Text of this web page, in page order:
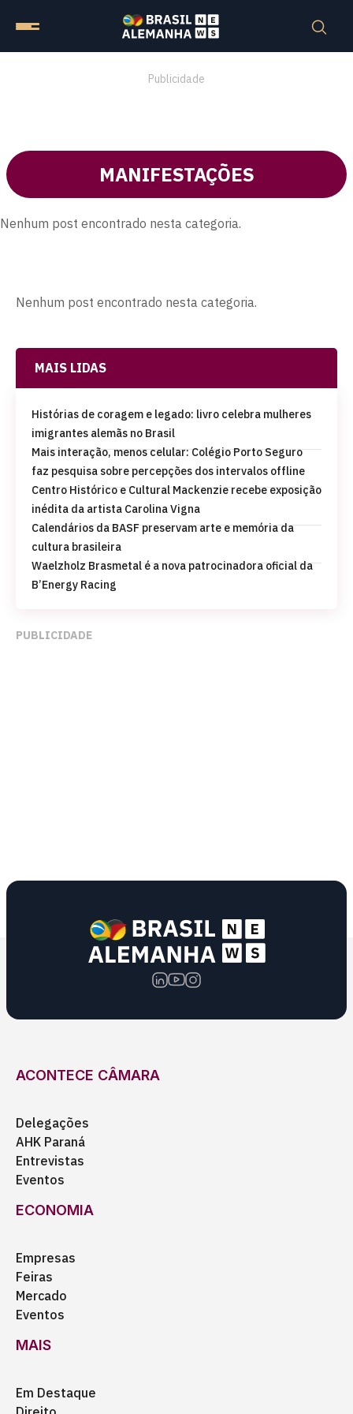
Publicidade
MANIFESTAÇÕES
Nenhum post encontrado nesta categoria.
Nenhum post encontrado nesta categoria.
MAIS LIDAS
Histórias de coragem e legado: livro celebra mulheres
imigrantes alemãs no Brasil
Mais interação, menos celular: Colégio Porto Seguro
faz pesquisa sobre percepções dos intervalos offline
Centro Histórico e Cultural Mackenzie recebe exposição
inédita da artista Carolina Vigna
Calendários da BASF preservam arte e memória da
cultura brasileira
Waelzholz Brasmetal é a nova patrocinadora oficial da
B’Energy Racing
PUBLICIDADE
ACONTECE CÂMARA
Delegações
AHK Paraná
Entrevistas
Eventos
ECONOMIA
Empresas
Feiras
Mercado
Eventos
MAIS
Em Destaque